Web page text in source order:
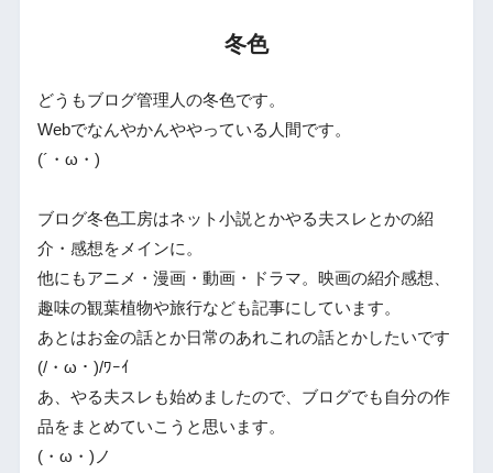
冬色
どうもブログ管理人の冬色です。
Webでなんやかんややっている人間です。
(´・ω・)
ブログ冬色工房はネット小説とかやる夫スレとかの紹
介・感想をメインに。
他にもアニメ・漫画・動画・ドラマ。映画の紹介感想、
趣味の観葉植物や旅行なども記事にしています。
あとはお金の話とか日常のあれこれの話とかしたいです
(/・ω・)/ﾜｰｲ
あ、やる夫スレも始めましたので、ブログでも自分の作
品をまとめていこうと思います。
(・ω・)ノ